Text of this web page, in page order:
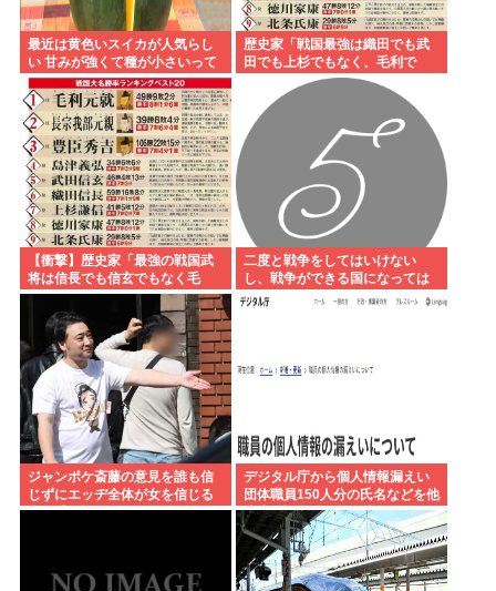
最近は黄色いスイカが人気らし
い 甘みが強くて種が小さいって
歴史家「戦国最強は織田でも武
田でも上杉でもなく、毛利で
【衝撃】歴史家「最強の戦国武
将は信長でも信玄でもなく毛
利。データを見ろ」パシャ
二度と戦争をしてはいけない
し、戦争ができる国になっては
いけない
ジャンポケ斎藤の意見を誰も信
じずにエッヂ全体が女を信じる
空気感、怖すぎる
デジタル庁から個人情報漏えい
団体職員150人分の氏名などを他
省庁へ誤送付、第三者に転送な
し